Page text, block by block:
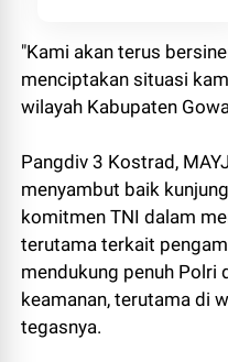
"Kami akan terus
menciptakan situasi
wilayah Kabupaten
Pangdiv 3 Kostrad,
menyambut baik
komitmen TNI dalam
terutama terkait
mendukung penuh Polri
keamanan, terutama di
tegasnya.